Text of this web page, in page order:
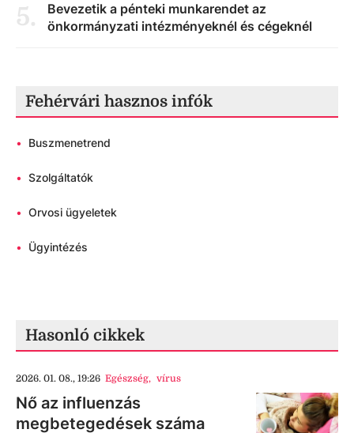
5.
Bevezetik a pénteki munkarendet az
önkormányzati intézményeknél és cégeknél
Fehérvári hasznos infók
• Buszmenetrend
• Szolgáltatók
• Orvosi ügyeletek
• Ügyintézés
Hasonló cikkek
2026. 01. 08., 19:26 Egészség, vírus
Nő az influenzás
megbetegedések száma